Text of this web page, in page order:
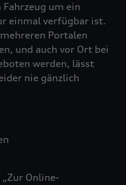
um ein
einmal verfügbar ist.
Portalen
und auch vor Ort bei
werden, lässt
nie gänzlich
Online-